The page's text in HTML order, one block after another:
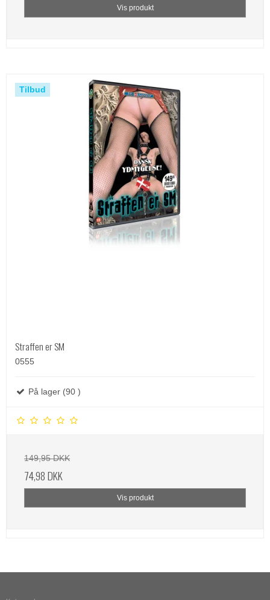
Vis produkt
Tilbud
Straffen er SM
0555
På lager (90 )
149,95 DKK
74,98 DKK
Vis produkt